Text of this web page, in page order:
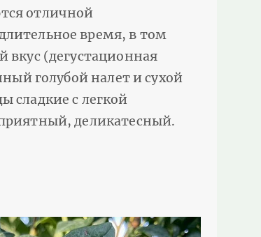
отличной
время, в том
вкус (дегустационная
голубой налет и сухой
сладкие с легкой
деликатесный.